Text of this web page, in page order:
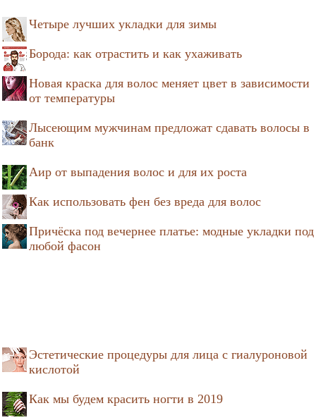
Четыре лучших укладки для зимы
Борода: как отрастить и как ухаживать
Новая краска для волос меняет цвет в зависимости
от температуры
Лысеющим мужчинам предложат сдавать волосы в
банк
Аир от выпадения волос и для их роста
Как использовать фен без вреда для волос
Причёска под вечернее платье: модные укладки под
любой фасон
Эстетические процедуры для лица с гиалуроновой
кислотой
Как мы будем красить ногти в 2019